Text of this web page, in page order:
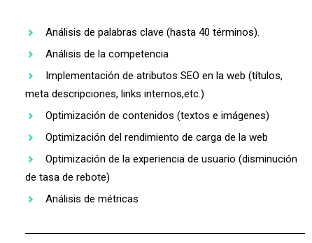
Análisis de palabras clave (hasta 40 términos).
Análisis de la competencia
Implementación de atributos SEO en la web (títulos,
meta descripciones, links internos,etc.)
Optimización de contenidos (textos e imágenes)
Optimización del rendimiento de carga de la web
Optimización de la experiencia de usuario (disminución
de tasa de rebote)
Análisis de métricas